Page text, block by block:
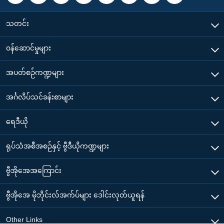
သတင်း
၀န်ဆောင်မှုများ
အပတ်စဉ်ကဏ္ဍများ
အင်္ဂလိပ်သင်ခန်းစာများ
ရေဒီယို
ရုပ်သံအစီအစဉ်နှင့် ဗွီဒီယိုကဏ္ဍများ
ဗွီအိုအေအကြောင်း
ဗွီအိုအေ မိုဘိုင်းလ်အက်ပ်များ ဒေါင်းလုတ်ယူရန်
Other Links